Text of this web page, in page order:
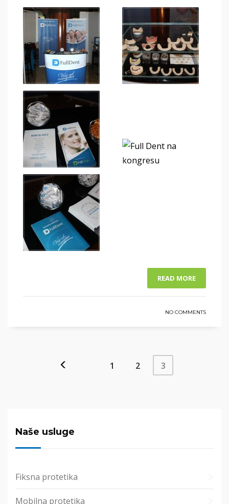
READ MORE
NO COMMENTS
1 2 3
Naše usluge
Fiksna protetika
Mobilna protetika